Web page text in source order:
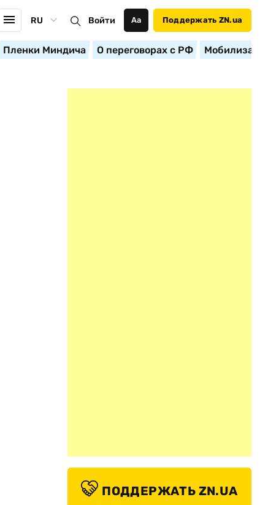
RU Войти Аа Поддержать ZN.ua
Пленки Миндича О переговорах с РФ
ПОДДЕРЖАТЬ ZN.UA